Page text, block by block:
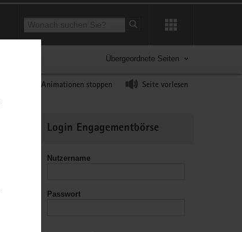
Suchbegriff
Suche starten
Übergeordnete Seiten
Animationen stoppen Seite vorlesen
Informationen
Login Engagementbörse
Nutzername
Passwort